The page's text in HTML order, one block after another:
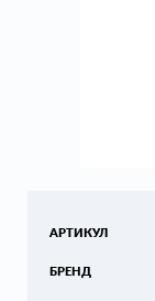
АРТИКУЛ
БРЕНД